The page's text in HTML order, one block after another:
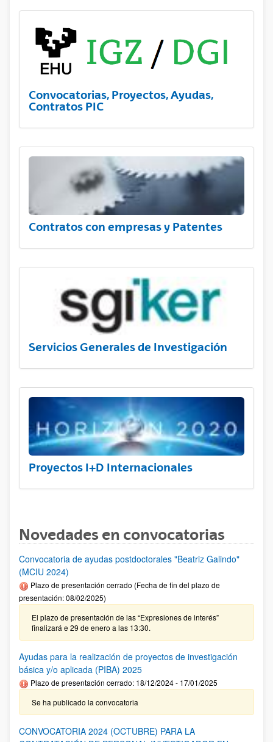
Convocatorias, Proyectos, Ayudas,
Contratos PIC
Contratos con empresas y Patentes
Servicios Generales de Investigación
Proyectos I+D Internacionales
Novedades en convocatorias
Convocatoria de ayudas postdoctorales "Beatriz Galindo"
(MCIU 2024)
Plazo de presentación cerrado (Fecha de fin del plazo de
presentación: 08/02/2025)
El plazo de presentación de las “Expresiones de interés”
finalizará e 29 de enero a las 13:30.
Ayudas para la realización de proyectos de investigación
básica y/o aplicada (PIBA) 2025
Plazo de presentación cerrado: 18/12/2024 - 17/01/2025
Se ha publicado la convocatoria
CONVOCATORIA 2024 (OCTUBRE) PARA LA